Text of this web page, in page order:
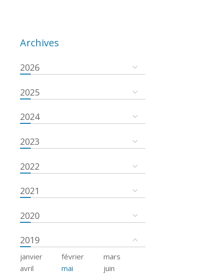
Archives
2026
2025
2024
2023
2022
2021
2020
2019
janvier février
mars
avril
mai
juin